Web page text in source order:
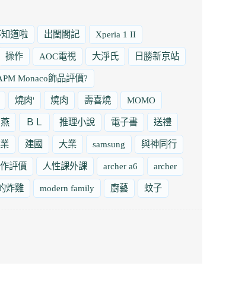
道啦 出閨閣記 Xperia 1 II
操作 AOC電視 大淨氏 日勝新京站
Monaco飾品評價?
燒肉' 燒肉 壽喜燒 MOMO
ＢＬ 推理小說 電子書 送禮
建國 大業 samsung 與神同行
評價 人性課外課 archer a6 archer
炸雞 modern family 廚藝 蚊子